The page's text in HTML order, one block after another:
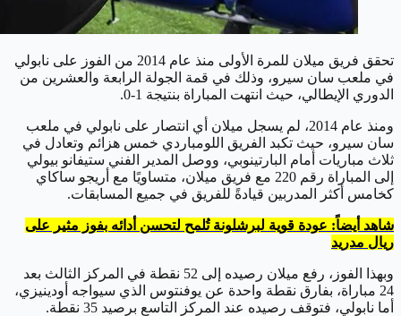
تحقق فريق ميلان للمرة الأولى منذ عام 2014 من الفوز على نابولي
في ملعب سان سيرو، وذلك في قمة الجولة الرابعة والعشرين من
الدوري الإيطالي، حيث انتهت المباراة بنتيجة 1-0.
ومنذ عام 2014، لم يسجل ميلان أي انتصار على نابولي في ملعب
سان سيرو، حيث تكبد الفريق اللومباردي خمس هزائم وتعادل في
ثلاث مباريات أمام البارتينوبي، ووصل المدير الفني ستيفانو بيولي
إلى المباراة رقم 220 مع فريق ميلان، متساويًا مع أريجو ساكاي
كخامس أكثر المدربين قيادةً للفريق في جميع المسابقات.
شاهد أيضاً: عودة قوية لبرشلونة تُلمح لتحسن أدائه بفوز مثير على
ريال مدريد
وبهذا الفوز، رفع ميلان رصيده إلى 52 نقطة في المركز الثالث بعد
24 مباراة، بفارق نقطة واحدة عن يوفنتوس الذي سيواجه أودينيزي،
أما نابولي، فتوقف رصيده عند المركز التاسع برصيد 35 نقطة.